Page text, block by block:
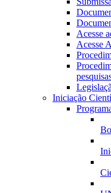
Acesse
Acesse
Iniciação